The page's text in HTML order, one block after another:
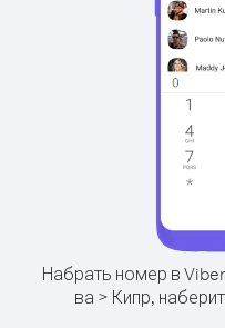
Набрать номер в
ва > Кипр,